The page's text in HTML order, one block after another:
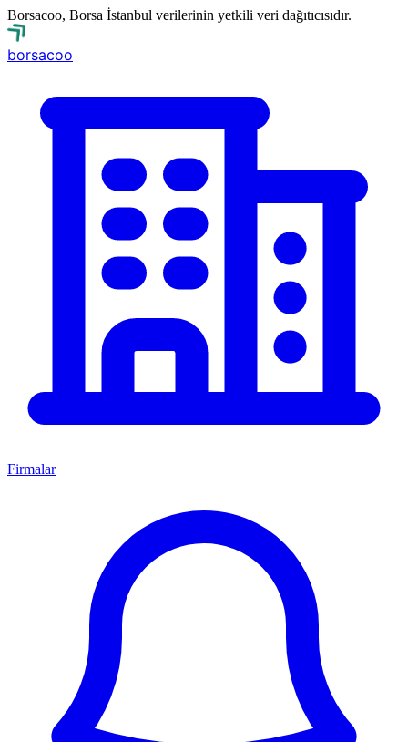
Borsacoo, Borsa İstanbul verilerinin yetkili veri dağıtıcısıdır.
borsacoo
Firmalar